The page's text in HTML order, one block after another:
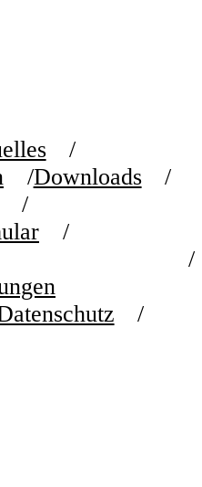
Downloads